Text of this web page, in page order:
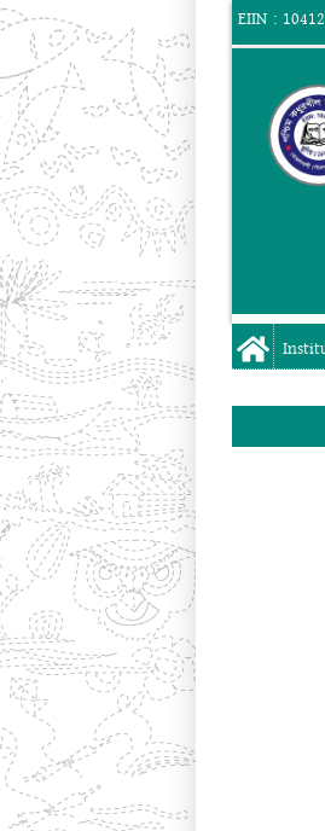
EIIN :